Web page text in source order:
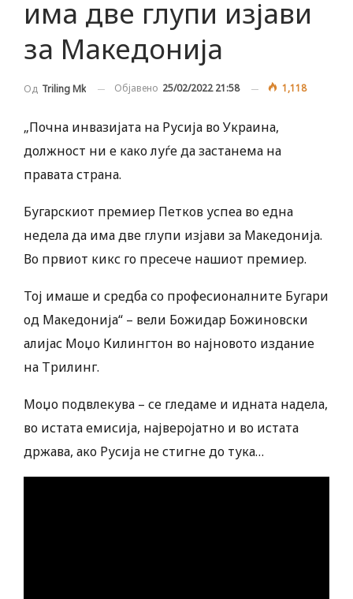
има две глупи изјави
за Македонија
Од Triling Mk Објавено 25/02/2022 21:58 1,118
„Почна инвазијата на Русија во Украина,
должност ни е како луѓе да застанема на
правата страна.
Бугарскиот премиер Петков успеа во една
недела да има две глупи изјави за Македонија.
Во првиот кикс го пресече нашиот премиер.
Тој имаше и средба со професионалните Бугари
од Македонија“ – вели Божидар Божиновски
алијас Моџо Килингтон во најновото издание
на Трилинг.
Моџо подвлекува – се гледаме и идната надела,
во истата емисија, најверојатно и во истата
држава, ако Русија не стигне до тука…